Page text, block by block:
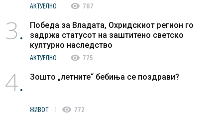
АКТУЕЛНО visibility 787
3
Победа за Владата, Охридскиот регион го
задржа статусот на заштитено светско
културно наследство
АКТУЕЛНО visibility 775
4 Зошто „летните“ бебиња се поздрави?
ЖИВОТ visibility 772